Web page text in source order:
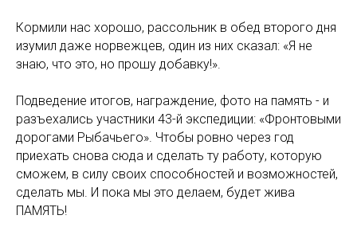
Кормили нас хорошо, рассольник в обед второго дня
изумил даже норвежцев, один из них сказал: «Я не
знаю, что это, но прошу добавку!».
Подведение итогов, награждение, фото на память - и
разъехались участники 43-й экспедиции: «Фронтовыми
дорогами Рыбачьего». Чтобы ровно через год
приехать снова сюда и сделать ту работу, которую
сможем, в силу своих способностей и возможностей,
сделать мы. И пока мы это делаем, будет жива
ПАМЯТЬ!